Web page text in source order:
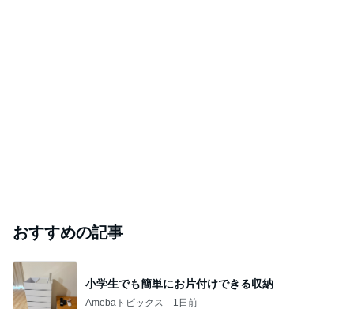
おすすめの記事
小学生でも簡単にお片付けできる収納
Amebaトピックス 1日前